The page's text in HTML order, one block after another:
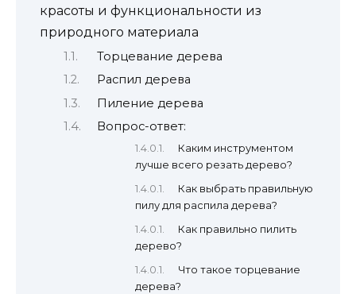
красоты и функциональности из
природного материала
Торцевание дерева
Распил дерева
Пиление дерева
Вопрос-ответ:
Каким инструментом
лучше всего резать дерево?
Как выбрать правильную
пилу для распила дерева?
Как правильно пилить
дерево?
Что такое торцевание
дерева?